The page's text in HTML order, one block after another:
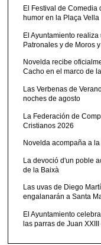
El Festival de Comedia
humor en la Plaça Vella
El Ayuntamiento
Patronales y de Moros
Novelda recibe
Cacho en el marco de
Las Verbenas de
noches de agosto
La Federación de
Cristianos 2026
Novelda acompaña a
La devoció d'un poble
de la Baixà
Las uvas de Diego
engalanarán a Santa
El Ayuntamiento
las parras de Juan